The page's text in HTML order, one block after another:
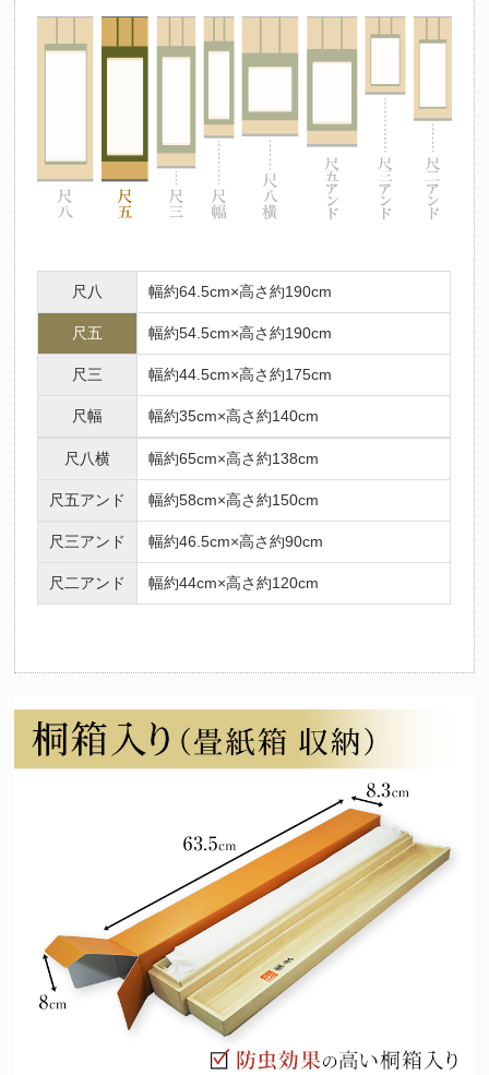
尺八 幅約64.5cm×高さ約190cm
尺五 幅約54.5cm×高さ約190cm
尺三 幅約44.5cm×高さ約175cm
尺幅 幅約35cm×高さ約140cm
尺八横 幅約65cm×高さ約138cm
尺五アンド 幅約58cm×高さ約150cm
尺三アンド 幅約46.5cm×高さ約90cm
尺二アンド 幅約44cm×高さ約120cm